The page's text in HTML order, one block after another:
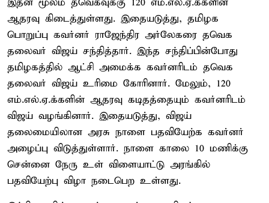
ஆதரவு கிடைத்துள்ளது. இதையடுத்து, தமிழக
பொறுப்பு கவர்னர் ராஜேந்திர அர்லேகரை தவெக
தலைவர் விஜய் சந்தித்தார். இந்த சந்திப்பின்போது
தமிழகத்தில் ஆட்சி அமைக்க கவர்னரிடம் தவெக
தலைவர் விஜய் உரிமை கோரினார். மேலும், 120
எம்.எல்.ஏ.க்களின் ஆதரவு கடிதத்தையும் கவர்னரிடம்
விஜய் வழங்கினார். இதையடுத்து, விஜய்
தலைமையிலான அரசு நாளை பதவியேற்க கவர்னர்
அழைப்பு விடுத்துள்ளார். நாளை காலை 10 மணிக்கு
சென்னை நேரு உள் விளையாட்டு அரங்கில்
பதவியேற்பு விழா நடைபெற உள்ளது.